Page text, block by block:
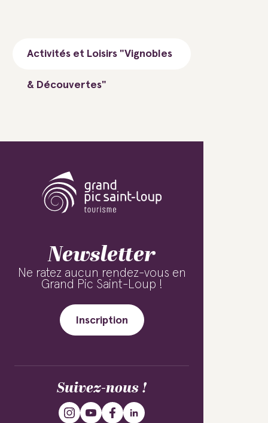
Activités et Loisirs "Vignobles
& Découvertes"
Newsletter
Ne ratez aucun rendez-vous en
Grand Pic Saint-Loup !
Inscription
Suivez-nous !